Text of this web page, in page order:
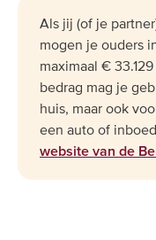
Als jij (of je
mogen je ouders
maximaal €
bedrag mag je
huis, maar ook
een auto of
website van de